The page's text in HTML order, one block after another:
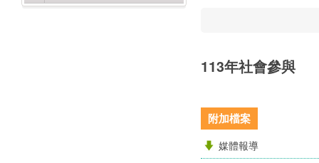
113年社會參與
附加檔案
媒體報導